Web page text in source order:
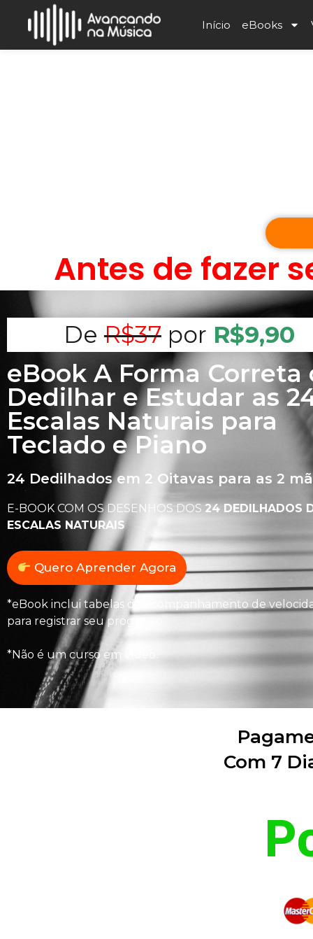
Início eBooks
Antes de fazer
De R$37por R$9,90
eBook A Forma Correta
Dedilhar e Estudar as
Escalas Naturais para
Teclado e Piano
24 Dedilhados em 2 Oitavas para as 2
E-BOOK COM OS DESENHOS DOS 24 DEDILHADOS
ESCALAS NATURAIS
Quero Aprender Agora
*eBook inclui tabelas de acompanhamento de
para registrar seu progresso.
*Não é um curso em vídeo.
Com 7